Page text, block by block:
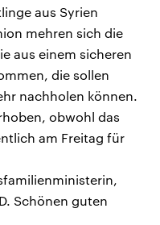
aus Syrien
mehren sich die
aus einem sicheren
die sollen
nachholen können.
obwohl das
am Freitag für
Schönen guten